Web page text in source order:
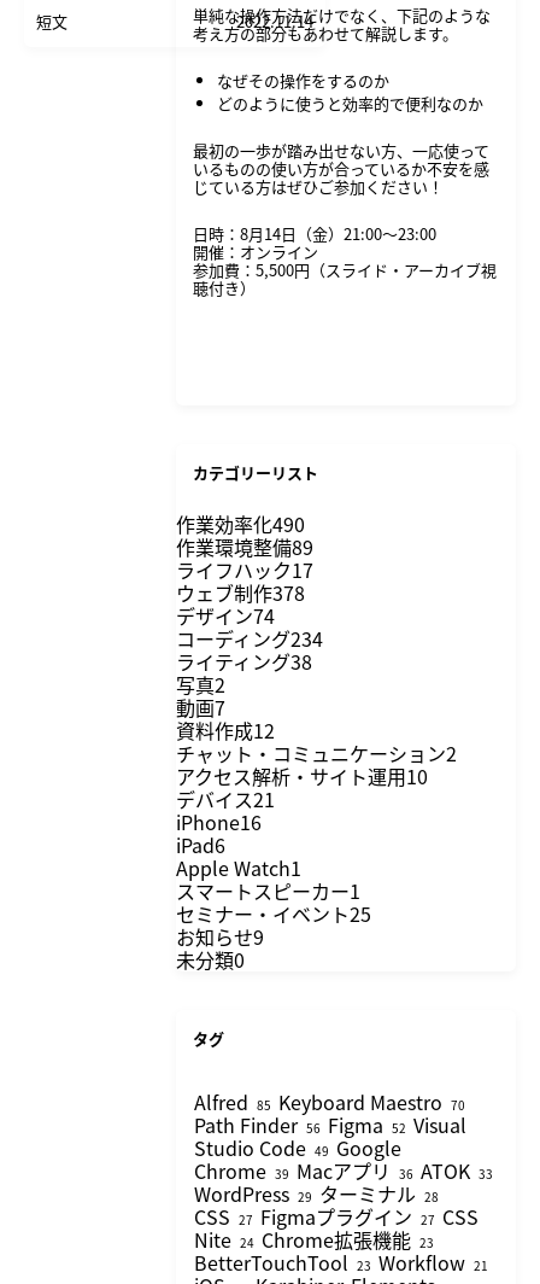
短文 2022.11.14
単純な操作方法だけでなく、下記のような
考え方の部分もあわせて解説します。
なぜその操作をするのか
どのように使うと効率的で便利なのか
最初の一歩が踏み出せない方、一応使って
いるものの使い方が合っているか不安を感
じている方はぜひご参加ください！
日時：8月14日（金）21:00〜23:00
開催：オンライン
参加費：5,500円（スライド・アーカイブ視
聴付き）
カテゴリーリスト
作業効率化490
作業環境整備89
ライフハック17
ウェブ制作378
デザイン74
コーディング234
ライティング38
写真2
動画7
資料作成12
チャット・コミュニケーション2
アクセス解析・サイト運用10
デバイス21
iPhone16
iPad6
Apple Watch1
スマートスピーカー1
セミナー・イベント25
お知らせ9
未分類0
タグ
Alfred 85 Keyboard Maestro 70
Path Finder 56 Figma 52 Visual
Studio Code 49 Google
Chrome 39 Macアプリ 36 ATOK 33
WordPress 29 ターミナル 28
CSS 27 Figmaプラグイン 27 CSS
Nite 24 Chrome拡張機能 23
BetterTouchTool 23 Workflow 21